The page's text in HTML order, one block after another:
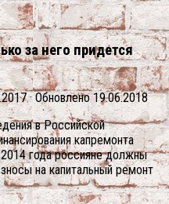
за него придется
· Обновлено19.06.2018
в Российской
капремонта
года россияне должны
на капитальный ремонт